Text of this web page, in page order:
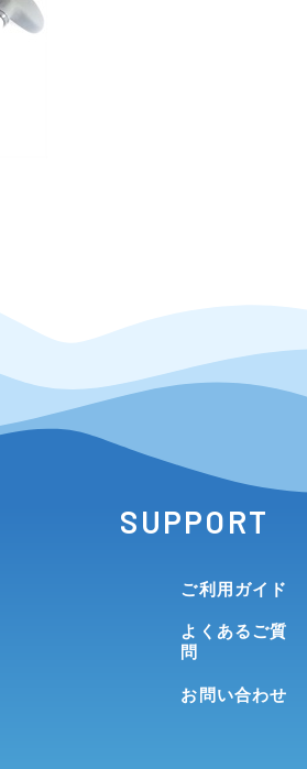
SUPPORT
ご利用ガイド
よくあるご質
問
お問い合わせ